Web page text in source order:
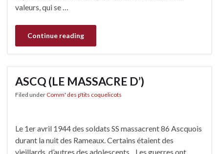
valeurs, qui se …
Continue reading
ASCQ (LE MASSACRE D’)
Filed under Comm' des p'tits coquelicots
Le 1er avril 1944 des soldats SS massacrent 86 Ascquois
durant la nuit des Rameaux. Certains étaient des
vieillards, d’autres des adolescents. Les guerres ont